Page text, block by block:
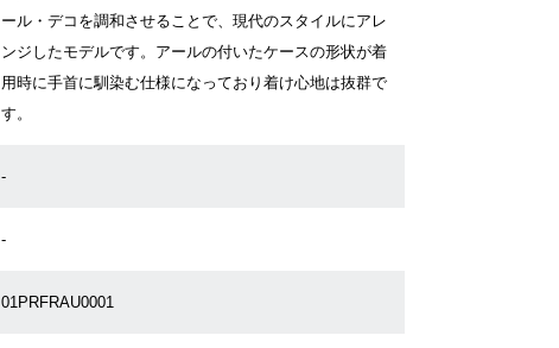
ール・デコを調和させることで、現代のスタイルにアレ
ンジしたモデルです。アールの付いたケースの形状が着
用時に手首に馴染む仕様になっており着け心地は抜群で
す。
-
-
01PRFRAU0001